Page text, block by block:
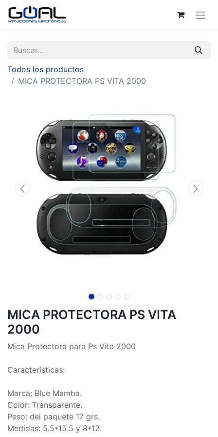
Todos los productos
MICA PROTECTORA PS VITA 2000
MICA PROTECTORA PS VITA
2000
Mica Protectora para Ps Vita 2000
Características:
Marca: Blue Mamba.
Color: Transparente.
Peso: del paquete 17 grs.
Medidas: 5.5*15.5 y 8*12.